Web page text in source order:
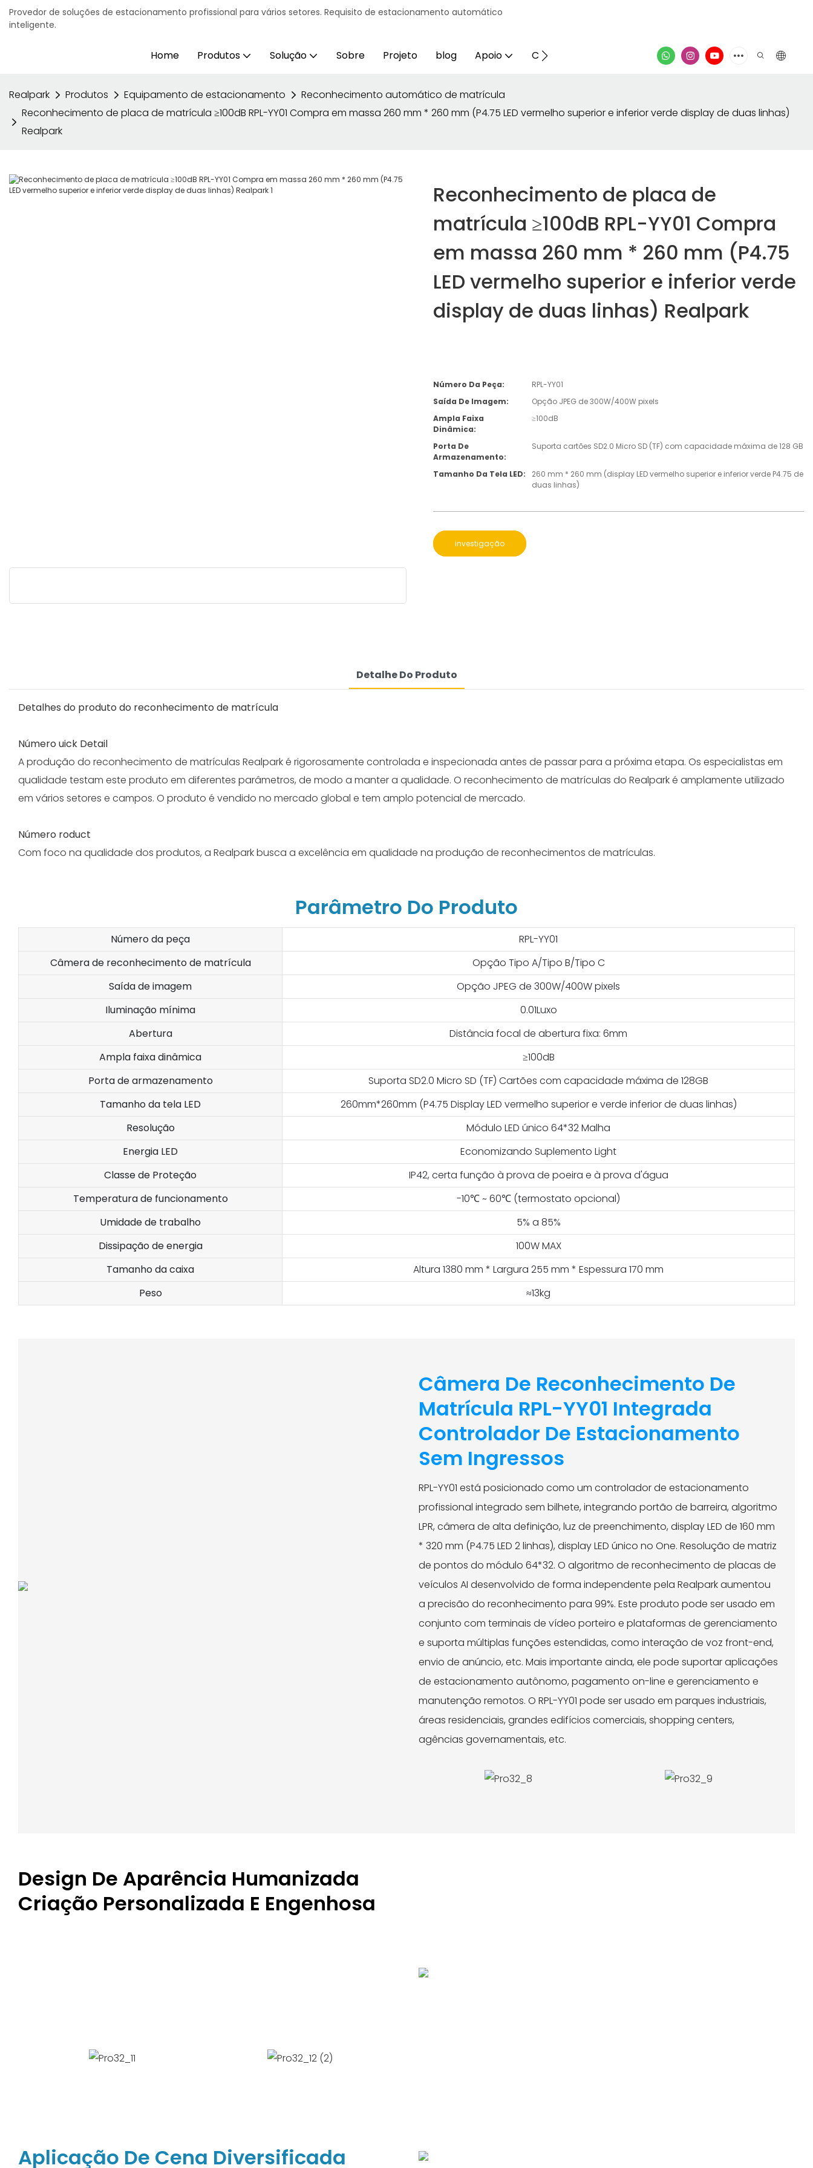
Provedor de soluções de estacionamento profissional para vários setores. Requisito de estacionamento automático
inteligente.
Home Produtos Solução Sobre Projeto blog Apoio Contato
Realpark Produtos Equipamento de estacionamento
Reconhecimento automático de matrícula
Reconhecimento de placa de matrícula ≥100dB RPL-YY01 Compra em massa 260 mm * 260 mm (P4.75 LED vermelho superior e inferior verde display de duas linhas)
Realpark
Reconhecimento de placa de
matrícula ≥100dB RPL-YY01 Compra
em massa 260 mm * 260 mm (P4.75
LED vermelho superior e inferior verde
display de duas linhas) Realpark
Número Da Peça:
RPL-YY01
Saída De Imagem:
Opção JPEG de 300W/400W pixels
Ampla Faixa
Dinâmica:
≥100dB
Porta De
Armazenamento:
Suporta cartões SD2.0 Micro SD (TF) com capacidade máxima de 128 GB
Tamanho Da Tela LED:
260 mm * 260 mm (display LED vermelho superior e inferior verde P4.75 de
duas linhas)
investigação
Detalhe Do Produto
Detalhes do produto do reconhecimento de matrícula
Número uick Detail
A produção do reconhecimento de matrículas Realpark é rigorosamente controlada e inspecionada antes de passar para a próxima etapa. Os especialistas em
qualidade testam este produto em diferentes parâmetros, de modo a manter a qualidade. O reconhecimento de matrículas do Realpark é amplamente utilizado
em vários setores e campos. O produto é vendido no mercado global e tem amplo potencial de mercado.
Número roduct
Com foco na qualidade dos produtos, a Realpark busca a excelência em qualidade na produção de reconhecimentos de matrículas.
Parâmetro Do Produto
Número da peça
RPL-YY01
Câmera de reconhecimento de matrícula
Opção Tipo A/Tipo B/Tipo C
Saída de imagem
Opção JPEG de 300W/400W pixels
Iluminação mínima
0.01Luxo
Abertura
Distância focal de abertura fixa: 6mm
Ampla faixa dinâmica
≥100dB
Porta de armazenamento
Suporta SD2.0 Micro SD (TF) Cartões com capacidade máxima de 128GB
Tamanho da tela LED
260mm*260mm (P4.75 Display LED vermelho superior e verde inferior de duas linhas)
Resolução
Módulo LED único 64*32 Malha
Energia LED
Economizando Suplemento Light
Classe de Proteção
IP42, certa função à prova de poeira e à prova d'água
Temperatura de funcionamento
-10℃ ~ 60℃ (termostato opcional)
Umidade de trabalho
5% a 85%
Dissipação de energia
100W MAX
Tamanho da caixa
Altura 1380 mm * Largura 255 mm * Espessura 170 mm
Peso
≈13kg
Câmera De Reconhecimento De
Matrícula RPL-YY01 Integrada
Controlador De Estacionamento
Sem Ingressos
RPL-YY01 está posicionado como um controlador de estacionamento
profissional integrado sem bilhete, integrando portão de barreira, algoritmo
LPR, câmera de alta definição, luz de preenchimento, display LED de 160 mm
* 320 mm (P4.75 LED 2 linhas), display LED único no One. Resolução de matriz
de pontos do módulo 64*32. O algoritmo de reconhecimento de placas de
veículos AI desenvolvido de forma independente pela Realpark aumentou
a precisão do reconhecimento para 99%. Este produto pode ser usado em
conjunto com terminais de vídeo porteiro e plataformas de gerenciamento
e suporta múltiplas funções estendidas, como interação de voz front-end,
envio de anúncio, etc. Mais importante ainda, ele pode suportar aplicações
de estacionamento autônomo, pagamento on-line e gerenciamento e
manutenção remotos. O RPL-YY01 pode ser usado em parques industriais,
áreas residenciais, grandes edifícios comerciais, shopping centers,
agências governamentais, etc.
Design De Aparência Humanizada
Criação Personalizada E Engenhosa
Aplicação De Cena Diversificada